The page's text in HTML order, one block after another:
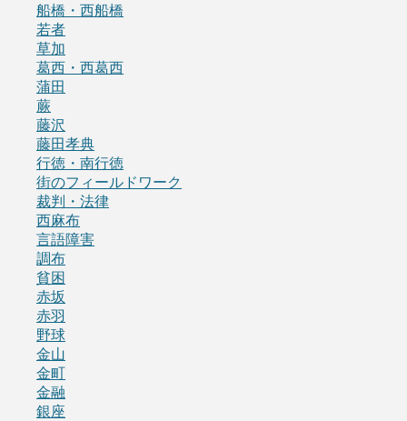
船橋・西船橋
若者
草加
葛西・西葛西
蒲田
蕨
藤沢
藤田孝典
行徳・南行徳
街のフィールドワーク
裁判・法律
西麻布
言語障害
調布
貧困
赤坂
赤羽
野球
金山
金町
金融
銀座